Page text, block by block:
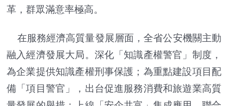
革，群眾滿意率極高。
在服務經濟高質量發展層面，全省公安機關主動
融入經濟發展大局。深化「知識產權警官」制度，
為企業提供知識產權刑事保護；為重點建設項目配
備「項目警官」，出台促進服務消費和旅遊業高質